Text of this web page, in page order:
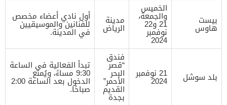
بيست
هاوس
الخميس
والجمعة،
21 و22
نوفمبر
2024
مدينة
الرياض
أول نادي أعضاء مخصص
للفنانين والموسيقيين
في المدينة.
بلد سوشل 21 نوفمبر
2024
فندق
“قصر
البحر
الأحمر”
القديم
بجدة
تبدأ الفعالية في الساعة
9:30 مساءً، ويُمنع
الدخول بعد الساعة 2:00
صباحًا.